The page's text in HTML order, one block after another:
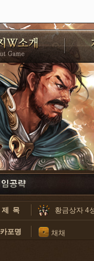
제 목 황금상자 4
카포명 채채